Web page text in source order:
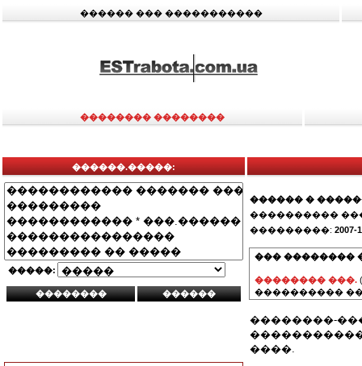
������ ��� �����������
�������� ��������
������.�����:
�����:
������ �
����������
���������: 2007-
��� ��������
�������� ���.
����������
��������-
����.